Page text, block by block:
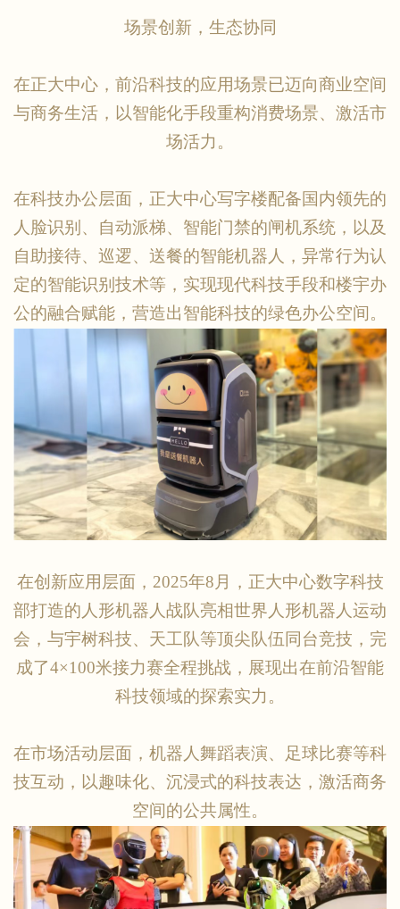
场景创新，生态协同
在正大中心，前沿科技的应用场景已迈向商业空间
与商务生活，以智能化手段重构消费场景、激活市
场活力。
在科技办公层面，正大中心写字楼配备国内领先的
人脸识别、自动派梯、智能门禁的闸机系统，以及
自助接待、巡逻、送餐的智能机器人，异常行为认
定的智能识别技术等，实现现代科技手段和楼宇办
公的融合赋能，营造出智能科技的绿色办公空间。
在创新应用层面， 2025年8月，正大中心数字科技
部打造的人形机器人战队亮相世界人形机器人运动
会，与宇树科技、天工队等顶尖队伍同台竞技，完
成了4×100米接力赛全程挑战，展现出在前沿智能
科技领域的探索实力。
在市场活动层面，机器人舞蹈表演、足球比赛等科
技互动，以趣味化、沉浸式的科技表达，激活商务
空间的公共属性。